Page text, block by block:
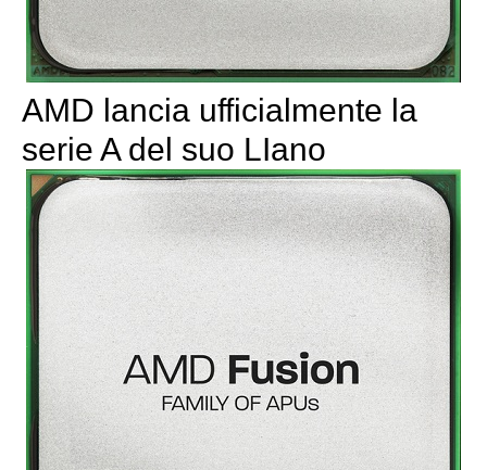
AMD lancia ufficialmente la
serie A del suo LIano